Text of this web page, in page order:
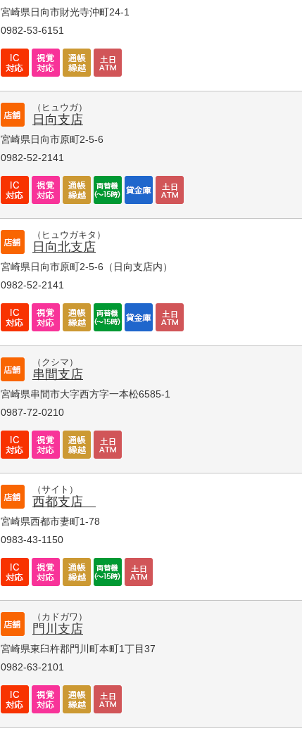
宮崎県日向市財光寺沖町24-1
0982-53-6151
（ヒュウガ）
日向支店
宮崎県日向市原町2-5-6
0982-52-2141
（ヒュウガキタ）
日向北支店
宮崎県日向市原町2-5-6（日向支店内）
0982-52-2141
（クシマ）
串間支店
宮崎県串間市大字西方字一本松6585-1
0987-72-0210
（サイト）
西都支店
宮崎県西都市妻町1-78
0983-43-1150
（カドガワ）
門川支店
宮崎県東臼杵郡門川町本町1丁目37
0982-63-2101